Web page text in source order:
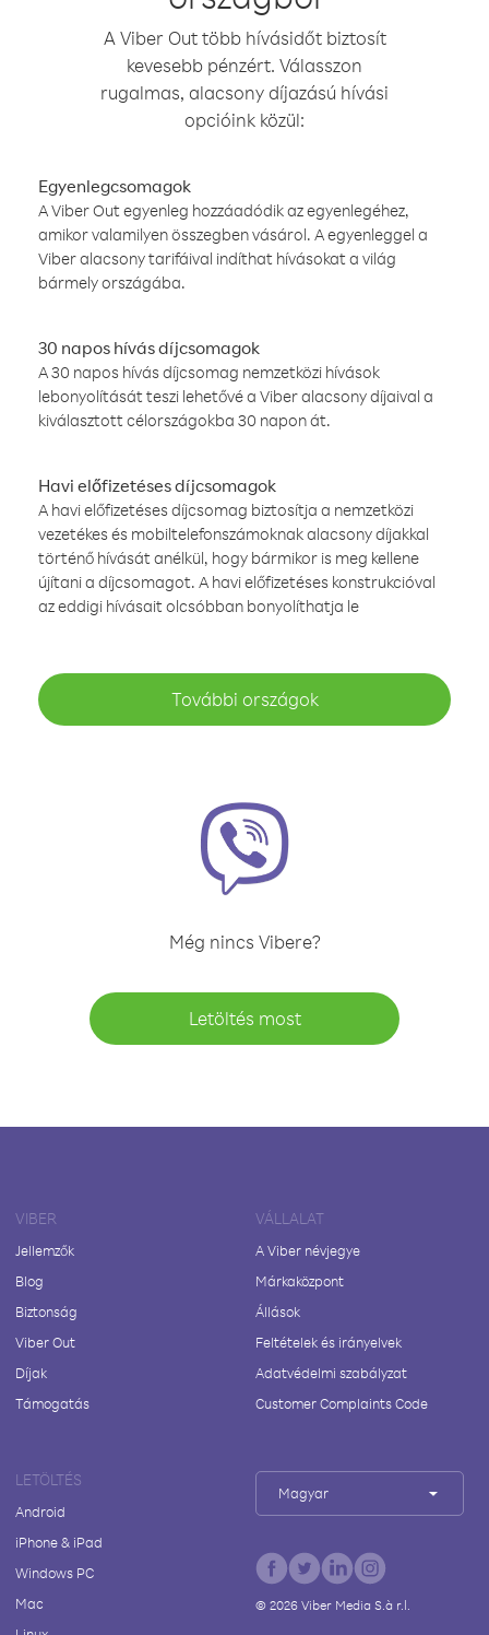
A Viber Out több hívásidőt biztosít
kevesebb pénzért. Válasszon
rugalmas, alacsony díjazású hívási
opcióink közül:
Egyenlegcsomagok
A Viber Out egyenleg hozzáadódik az egyenlegéhez,
amikor valamilyen összegben vásárol. A egyenleggel a
Viber alacsony tarifáival indíthat hívásokat a világ
bármely országába.
30 napos hívás díjcsomagok
A 30 napos hívás díjcsomag nemzetközi hívások
lebonyolítását teszi lehetővé a Viber alacsony díjaival a
kiválasztott célországokba 30 napon át.
Havi előfizetéses díjcsomagok
A havi előfizetéses díjcsomag biztosítja a nemzetközi
vezetékes és mobiltelefonszámoknak alacsony díjakkal
történő hívását anélkül, hogy bármikor is meg kellene
újítani a díjcsomagot. A havi előfizetéses konstrukcióval
az eddigi hívásait olcsóbban bonyolíthatja le
További országok
Még nincs Vibere?
Letöltés most
VIBER
Jellemzők
Blog
Biztonság
Viber Out
Díjak
Támogatás
VÁLLALAT
A Viber névjegye
Márkaközpont
Állások
Feltételek és irányelvek
Adatvédelmi szabályzat
Customer Complaints Code
LETÖLTÉS
Android
iPhone & iPad
Windows PC
Mac
Magyar
© 2026Viber Media S.à r.l.